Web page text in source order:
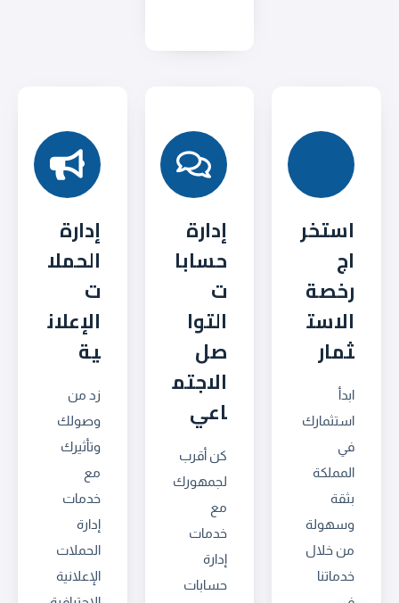
استخر
اج
رخصة
الاست
ثمار
ابدأ
استثمارك
في
المملكة
بثقة
وسهولة
من خلال
خدماتنا
إدارة
حسابا
ت
التوا
صل
الاجتم
اعي
كن أقرب
لجمهورك
مع
خدمات
إدارة
حسابات
إدارة
الحملا
ت
الإعلان
ية
زد من
وصولك
وتأثيرك
مع
خدمات
إدارة
الحملات
الإعلانية